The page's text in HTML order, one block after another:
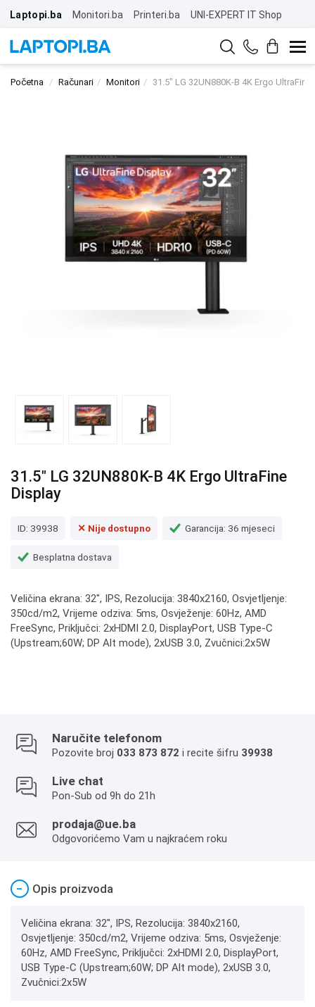
Laptopi.ba Monitori.ba Printeri.ba UNI-EXPERT IT Shop
Početna Računari Monitori 31.5" LG 32UN880K-B 4K Ergo
31.5" LG 32UN880K-B 4K Ergo UltraFine
Display
ID: 39938 ✕ Nije dostupno Garancija: 36 mjeseci
Besplatna dostava
Veličina ekrana: 32", IPS, Rezolucija: 3840x2160, Osvjetljenje:
350cd/m2, Vrijeme odziva: 5ms, Osvježenje: 60Hz, AMD
FreeSync, Priključci: 2xHDMI 2.0, DisplayPort, USB Type-C
(Upstream;60W; DP Alt mode), 2xUSB 3.0, Zvučnici:2x5W
Naručite telefonom
Pozovite broj 033 873 872 i recite šifru 39938
Live chat
Pon-Sub od 9h do 21h
prodaja@ue.ba
Odgovorićemo Vam u najkraćem roku
− Opis proizvoda
Veličina ekrana: 32", IPS, Rezolucija: 3840x2160,
Osvjetljenje: 350cd/m2, Vrijeme odziva: 5ms, Osvježenje:
60Hz, AMD FreeSync, Priključci: 2xHDMI 2.0, DisplayPort,
USB Type-C (Upstream;60W; DP Alt mode), 2xUSB 3.0,
Zvučnici:2x5W